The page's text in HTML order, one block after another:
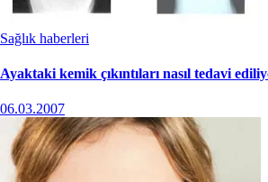
Sağlık haberleri
Ayaktaki kemik çıkıntıları nasıl tedavi
06.03.2007